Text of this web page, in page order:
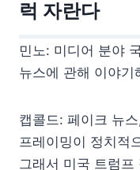
럭 자란다
민노: 미디어 분야
뉴스에 관해 이야기
캡콜드: 페이크 뉴
프레이밍이 정치적
그래서 미국 트럼